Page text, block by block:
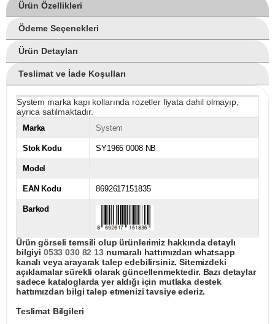
Ürün Özellikleri
Ödeme Seçenekleri
Ürün Detayları
Teslimat ve İade Koşulları
System marka kapı kollarında rozetler fiyata dahil olmayıp,
ayrıca satılmaktadır.
Marka System
Stok Kodu SY1965 0008 NB
Model
EAN Kodu 8692617151835
Barkod
Ürün görseli temsili olup ürünlerimiz hakkında detaylı
bilgiyi 0533 030 82 13numaralı hattımızdan whatsapp
kanalı veya arayarak talep edebilirsiniz. Sitemizdeki
açıklamalar sürekli olarak güncellenmektedir. Bazı detaylar
sadece kataloglarda yer aldığı için mutlaka destek
hattımızdan bilgi talep etmenizi tavsiye ederiz.
Teslimat Bilgileri